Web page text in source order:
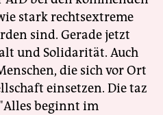
stark rechtsextreme
sind. Gerade jetzt
und Solidarität. Auch
die sich vor Ort
einsetzen. Die taz
beginnt im